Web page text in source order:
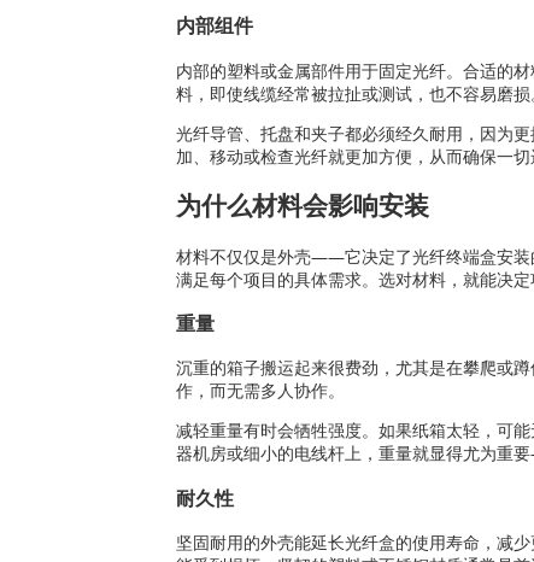
内部组件
内部的塑料或金属部件用于固定光纤。合适的
料，即使线缆经常被拉扯或测试，也不容易磨损
光纤导管、托盘和夹子都必须经久耐用，因为
加、移动或检查光纤就更加方便，从而确保一切
为什么材料会影响安装
材料不仅仅是外壳——它决定了光纤终端盒安装
满足每个项目的具体需求。选对材料，就能决定
重量
沉重的箱子搬运起来很费劲，尤其是在攀爬或
作，而无需多人协作。
减轻重量有时会牺牲强度。如果纸箱太轻，可
器机房或细小的电线杆上，重量就显得尤为重
耐久性
坚固耐用的外壳能延长光纤盒的使用寿命，减